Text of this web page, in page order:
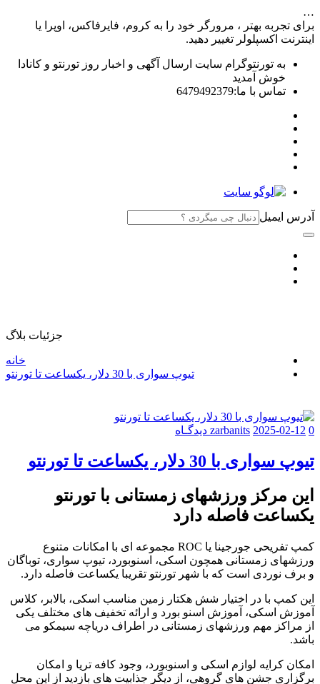
…
برای تجربه بهتر ، مرورگر خود را به کروم، فایرفاکس، اوپرا یا
اینترنت اکسپلولر تغییر دهید.
به تورنتوگرام سایت ارسال آگهی و اخبار روز تورنتو و کانادا
خوش آمدید
تماس با ما:6479492379
آدرس ایمیل
جزئیات بلاگ
خانه
تیوپ سواری با 30 دلار، یکساعت تا تورنتو
zarbanits 2025-02-12 0 دیدگـاه
تیوپ سواری با 30 دلار، یکساعت تا تورنتو
این مرکز ورزشهای زمستانی با تورنتو
یکساعت فاصله دارد
کمپ تفریحی جورجینا یا ROC مجموعه ای با امکانات متنوع
ورزشهای زمستانی همچون اسکی، اسنوبورد، تیوپ سواری، توباگان
و برف نوردی است که با شهر تورنتو تقریبا یکساعت فاصله دارد.
این کمپ با در اختیار شش هکتار زمین مناسب اسکی، بالابر، کلاس
آموزش اسکی، آموزش اسنو بورد و ارائه تخفیف های مختلف یکی
از مراکز مهم ورزشهای زمستانی در اطراف دریاچه سیمکو می
باشد.
امکان کرایه لوازم اسکی و اسنوبورد، وجود کافه تریا و امکان
برگزاری جشن های گروهی، از دیگر جذابیت های بازدید از این محل